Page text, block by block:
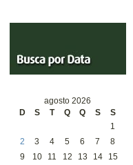
agosto 2026
D
S T Q Q S S
1
2
3 4 5 6 7
8
9
10 11 12 13 14
15